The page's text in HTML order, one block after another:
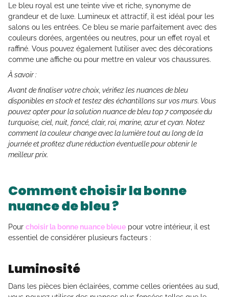
Le bleu royal est une teinte vive et riche, synonyme de
grandeur et de luxe. Lumineux et attractif, il est idéal pour les
salons ou les entrées. Ce bleu se marie parfaitement avec des
couleurs dorées, argentées ou neutres, pour un effet royal et
raffiné. Vous pouvez également l’utiliser avec des décorations
comme une affiche ou pour mettre en valeur vos chaussures.
À savoir :
Avant de finaliser votre choix, vérifiez les nuances de bleu
disponibles en stock et testez des échantillons sur vos murs. Vous
pouvez opter pour la solution nuance de bleu top 7 composée du
turquoise, ciel, nuit, foncé, clair, roi, marine, azur et cyan. Notez
comment la couleur change avec la lumière tout au long de la
journée et profitez d’une réduction éventuelle pour obtenir le
meilleur prix.
Comment choisir la bonne
nuance de bleu ?
Pour choisir la bonne nuance bleue pour votre intérieur, il est
essentiel de considérer plusieurs facteurs :
Luminosité
Dans les pièces bien éclairées, comme celles orientées au sud,